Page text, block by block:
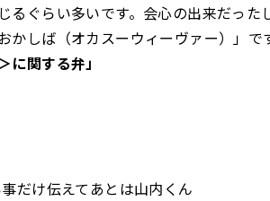
ぐらい多いです。会心の出来だった
しば（オカスーウィーヴァー）」で
に関する弁」
だけ伝えてあとは山内くん